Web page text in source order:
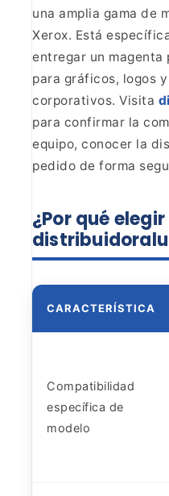
una amplia gama de
Xerox. Está
entregar un magenta
para gráficos, logos
corporativos. Visita
para confirmar la
equipo, conocer la
pedido de forma
¿Por qué elegir
CARACTERÍSTICA
Compatibilidad
específica de
modelo